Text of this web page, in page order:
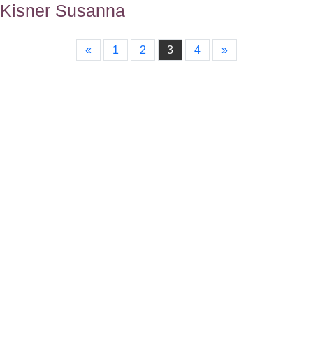
Kisner Susanna
« 1 2 3 4 »